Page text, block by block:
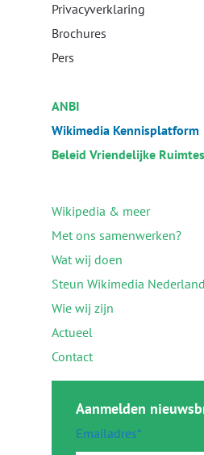
Privacyverklaring
Brochures
Pers
ANBI
Wikimedia Kennisplatform
Beleid Vriendelijke Ruimtes
Wikipedia & meer
Met ons samenwerken?
Wat wij doen
Steun Wikimedia Nederland
Wie wij zijn
Actueel
Contact
Aanmelden
Emailadres*